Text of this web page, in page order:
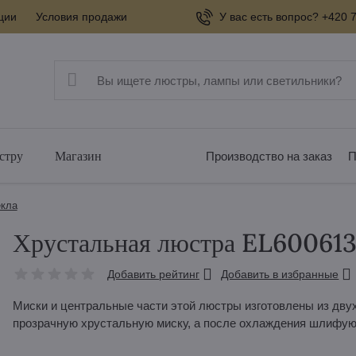
Условия продажи У вас есть вопрос?
Магазин Производство на заказ
Хрустальная люстра EL600613
Добавить рейтинг Добавить в избранные
Миски и центральные части этой люстры изготовлены из
прозрачную хрустальную миску, а после охлаждения